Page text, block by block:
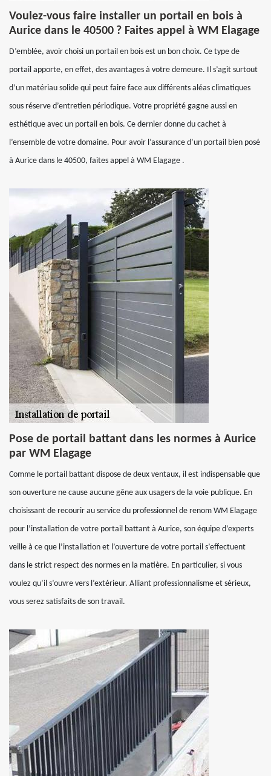
Voulez-vous faire installer un portail en bois à
Aurice dans le 40500 ? Faites appel à WM Elagage
D’emblée, avoir choisi un portail en bois est un bon choix. Ce type de
portail apporte, en effet, des avantages à votre demeure. Il s’agit surtout
d’un matériau solide qui peut faire face aux différents aléas climatiques
sous réserve d’entretien périodique. Votre propriété gagne aussi en
esthétique avec un portail en bois. Ce dernier donne du cachet à
l’ensemble de votre domaine. Pour avoir l’assurance d’un portail bien posé
à Aurice dans le 40500, faites appel à WM Elagage .
Pose de portail battant dans les normes à Aurice
par WM Elagage
Comme le portail battant dispose de deux ventaux, il est indispensable que
son ouverture ne cause aucune gêne aux usagers de la voie publique. En
choisissant de recourir au service du professionnel de renom WM Elagage
pour l’installation de votre portail battant à Aurice, son équipe d’experts
veille à ce que l’installation et l’ouverture de votre portail s’effectuent
dans le strict respect des normes en la matière. En particulier, si vous
voulez qu’il s’ouvre vers l’extérieur. Alliant professionnalisme et sérieux,
vous serez satisfaits de son travail.